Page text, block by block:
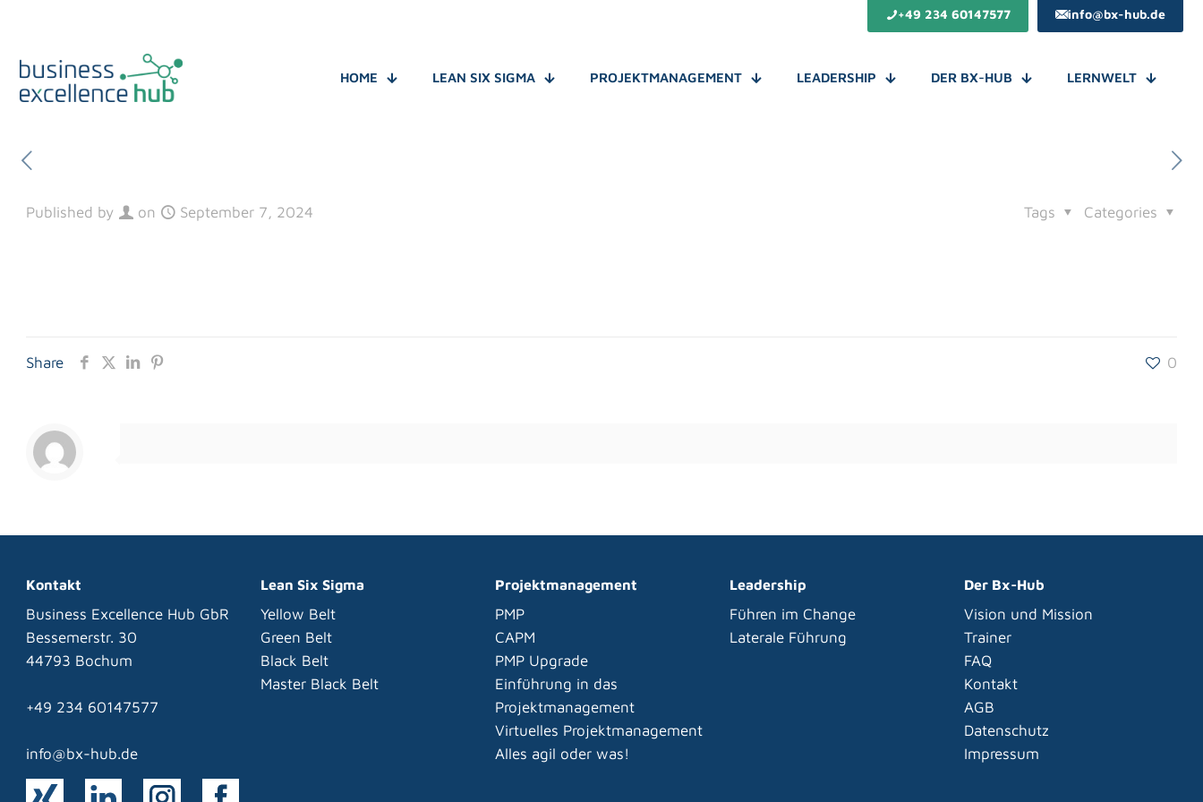
+49 234 60147577 info@bx-hub.de
HOME LEAN SIX SIGMA PROJEKTMANAGEMENT LEADERSHIP DER BX-HUB LERNWELT
Published by on September 7, 2024 Categories
Tags
Share 0
Kontakt
Business Excellence Hub GbR
Bessemerstr. 30
44793 Bochum
+49 234 60147577
info@bx-hub.de
Lean Six Sigma
Yellow Belt
Green Belt
Black Belt
Master Black Belt
Projektmanagement
PMP
CAPM
PMP Upgrade
Einführung in das
Projektmanagement
Virtuelles Projektmanagement
Alles agil oder was!
Leadership
Führen im Change
Laterale Führung
Der Bx-Hub
Vision und Mission
Trainer
FAQ
Kontakt
AGB
Datenschutz
Impressum